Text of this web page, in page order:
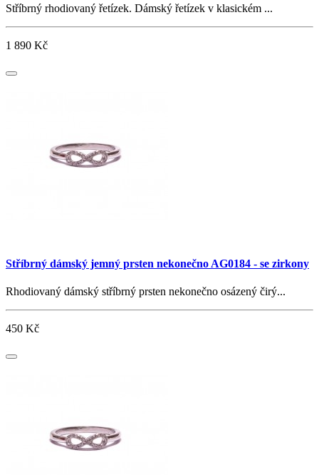
Stříbrný rhodiovaný řetízek. Dámský řetízek v klasickém ...
1 890 Kč
Stříbrný dámský jemný prsten nekonečno AG0184 - se zirkony
Rhodiovaný dámský stříbrný prsten nekonečno osázený čirý...
450 Kč